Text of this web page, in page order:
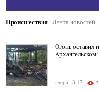
Происшествия | Лента новостей
Огонь оставил
вчера 13:17